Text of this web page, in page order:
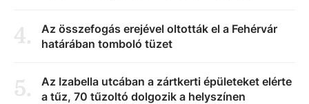
4.
Az összefogás erejével oltották el a Fehérvár
határában tomboló tüzet
5.
Az Izabella utcában a zártkerti épületeket elérte
a tűz, 70 tűzoltó dolgozik a helyszínen